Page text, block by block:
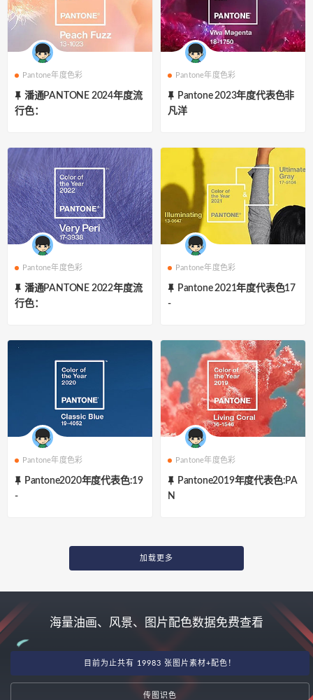
Pantone年度色彩
潘通PANTONE 2024年度流
行色：
Pantone年度色彩
Pantone 2023年度代表色非
凡洋
Pantone年度色彩
潘通PANTONE 2022年度流
行色：
Pantone年度色彩
Pantone 2021年度代表色17
-
Pantone年度色彩
Pantone2020年度代表色:19
-
Pantone年度色彩
Pantone2019年度代表色:PA
N
加载更多
海量油画、风景、图片配色数据免费查看
目前为止共有 19983 张图片素材+配色！
传图识色